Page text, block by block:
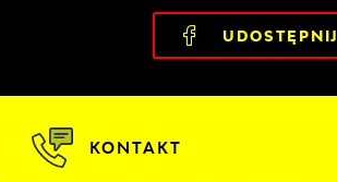
UDOSTĘPNIJ
KONTAKT